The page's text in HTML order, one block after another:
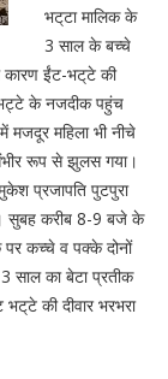
भट्‌टा मालिक के
3 साल के बच्चे
कारण ईंट-भट्‌टे की
भट्टे के नजदीक पहुंच
मजदूर महिला भी नीचे
रूप से झुलस गया।
प्रजापति पुटपुरा
सुबह करीब 8-9 बजे के
कच्चे व पक्के दोनों
का बेटा प्रतीक
की दीवार भरभरा